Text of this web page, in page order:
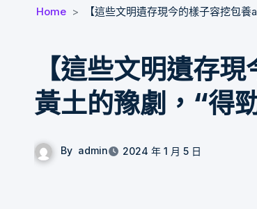
Home 【這些文明遺存現今的樣子容挖包
【這些文明遺存
黃土的豫劇，“得
By admin 2024 年 1 月 5 日